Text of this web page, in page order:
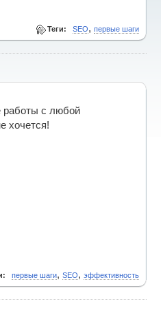
Теги: SEO, первые шаги
работы с любой
хочется!
первые шаги, SEO, эффективность